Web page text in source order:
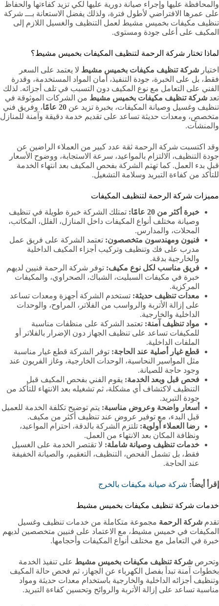
والمحافظة عليها وإجراء صيانة دورية عليها لكي تزيد كفاءتها والحفاظ
على عمرها الافتراضي لأطول فترة، ولذلك يفضل الاستعانة بـــ شركة
تنظيف مكيفات بخميس مشيط لعمل التنظيف والغسيل اللازم إلى
المكيف على أعلى جودة ومستوى.
لماذا تختار شركة الرحمة لتنظيف المكيفات بخميس مشيط؟
اختيار شركة تنظيف مكيفات بخميس مشيط لا يعتمد على السعر
فقط، بل على الخبرة، جودة التنفيذ، أمان المواد المستخدمة، وقدرة
الفني على التعامل مع نوع المكيف دون التسبب في تلف أجزائه. لذلك
تعد شركة تنظيف مكيفات بخميس مشيط من الشركات الموثوقة في
تنظيف وغسيل وصيانة المكيفات، بخبرة تزيد عن 20 عامًا
، وفريق فني
متخصص، ومعدات حديثة تساعد على تقديم خدمة دقيقة وآمنة للمنازل
والمنشآت.
وقد اكتسبت شركة الرحمة ثقة عدد كبير من العملاء الراضين عن
جودة التنظيف، الالتزام بالمواعيد، سرعة الاستجابة، ووضوح الأسعار
قبل بدء العمل. كما تهتم الشركة بفحص المكيف بعد انتهاء الخدمة
للتأكد من كفاءة التبريد وسلامة التشغيل.
مميزات شركة الرحمة لتنظيف المكيفات
خبرة أكثر من 20 عامًا:
تمتلك الشركة خبرة طويلة في تنظيف
وصيانة مختلف أنواع المكيفات داخل المنازل، الفلل، المكاتب،
المحلات، والمدارس.
فنيون ومهندسون متخصصون: تعتمد الشركة على فريق عمل
مدرب على فك وتنظيف وتركيب أجزاء المكيف الداخلية
والخارجية بدقة.
فريق مناسب لكل نوع مكيف: توفر شركة الرحمة فنيين لديهم
خبرة في مكيفات السبليت، الشباك، الصحراوي، والمكيفات
المركزية.
معدات تنظيف حديثة: تستخدم الشركة أجهزة ومعدات تساعد
على إزالة الأتربة والرواسب من الفلاتر، المراوح، والوحدات
الداخلية والخارجية.
مواد تنظيف آمنة: تعتمد الشركة على منظفات مناسبة
للمكيفات تساعد على تنظيف الجهاز دون الإضرار بالفلاتر أو
الملفات الداخلية.
قطع غيار أصلية عند الحاجة: توفر الشركة قطع غيار مناسبة
مثل المواسير النحاسية، الوحدات الخارجية، وغاز الفريون عند
وجود حاجة للصيانة.
فحص قبل وبعد الخدمة: يقوم الفني بفحص المكيف قبل
التنظيف لاكتشاف أي مشكلة، ثم تشغيله بعد الانتهاء للتأكد من
جودة التبريد.
أسعار واضحة وعروض مناسبة: يتم توضيح تكلفة الخدمة للعميل
قبل البدء، مع توفير عروض عند تنظيف أكثر من مكيف.
رضا العملاء أولوية: تلتزم الشركة بالدقة، احترام المواعيد،
ونظافة المكان بعد الانتهاء من العمل.
خدمات تنظيف وصيانة شاملة: لا تقتصر الخدمة على الغسيل
فقط، بل تشمل الفحص، التنظيف، التعقيم، والصيانة الخفيفة
عند الحاجة.
إقرأ أيضاً: شركة صيانة مكيفات بالخرج
خدمات شركة تنظيف مكيفات بخميس مشيط
تقدم شركة الرحمة مجموعة متكاملة من خدمات تنظيف وغسيل
المكيفات في خميس مشيط، مع الاعتماد على فنيين متخصصين لديهم
خبرة في التعامل مع مختلف أنواع المكيفات وأحجامها.
وتحرص شركة تنظيف مكيفات بخميس مشيط على تنفيذ الخدمة
بخطوات آمنة تبدأ بفصل الكهرباء عن الجهاز، ثم فحص حالة المكيف
وتنظيف أجزائه الداخلية والخارجية باستخدام معدات حديثة ومواد
مناسبة تساعد على إزالة الأتربة والروائح وتحسين كفاءة التبريد.